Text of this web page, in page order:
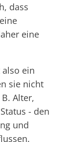
dass
eine
ein
sie nicht
Alter,
- den
und